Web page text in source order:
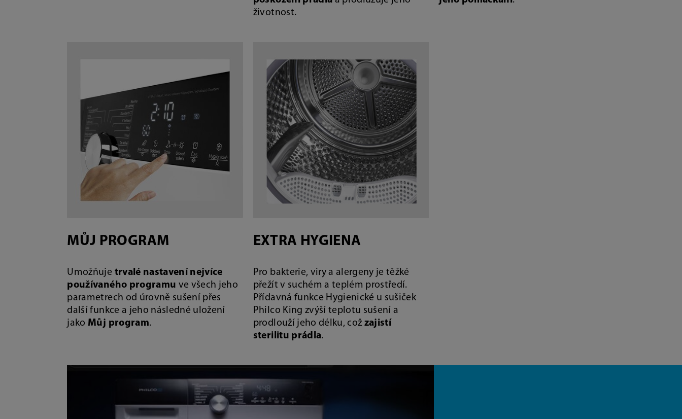
životnost.
MŮJ PROGRAM
Umožňuje trvalé nastavení nejvíce
používaného programu ve všech jeho
parametrech od úrovně sušení přes
další funkce a jeho následné uložení
jako Můj program.
EXTRA HYGIENA
Pro bakterie, viry a alergeny je těžké
přežít v suchém a teplém prostředí.
Přídavná funkce Hygienické u sušiček
Philco King zvýší teplotu sušení a
prodlouží jeho délku, což zajistí
sterilitu prádla.